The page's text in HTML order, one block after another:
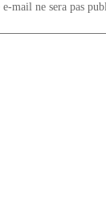
e-mail ne sera pas